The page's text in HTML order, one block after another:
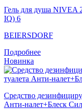
Гель для душа NIVEA
IQ) 6
BEIERSDORF
Подробнее
Новинка
Средство
Анти-налет+Блеск